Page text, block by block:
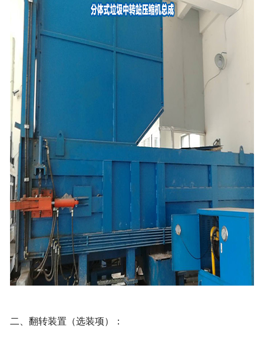
二、翻转装置（选装项）：